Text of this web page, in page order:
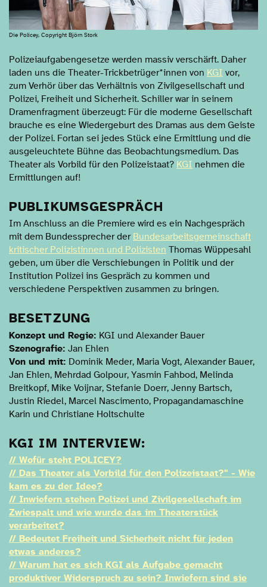
Die Policey, Copyright Björn Stork
Polizeiaufgabengesetze werden massiv verschärft. Daher
laden uns die Theater-Trickbetrüger*innen von KGI vor,
zum Verhör über das Verhältnis von Zivilgesellschaft und
Polizei, Freiheit und Sicherheit. Schiller war in seinem
Dramenfragment überzeugt: Für die moderne Gesellschaft
brauche es eine Wiedergeburt des Dramas aus dem Geiste
der Polizei. Fortan sei jedes Stück eine Ermittlung und die
ausgeleuchtete Bühne das Beobachtungsmedium. Das
Theater als Vorbild für den Polizeistaat? KGI nehmen die
Ermittlungen auf!
PUBLIKUMSGESPRÄCH
Im Anschluss an die Premiere wird es ein Nachgespräch
mit dem Bundessprecher der Bundesarbeitsgemeinschaft
kritischer Polizistinnen und Polizisten Thomas Wüppesahl
geben, um über die Verschiebungen in Politik und der
Institution Polizei ins Gespräch zu kommen und
verschiedene Perspektiven zusammen zu bringen.
BESETZUNG
Konzept und Regie: KGI und Alexander Bauer
Szenografie: Jan Ehlen
Von und mit: Dominik Meder, Maria Vogt, Alexander Bauer,
Jan Ehlen, Mehrdad Golpour, Yasmin Fahbod, Melinda
Breitkopf, Mike Voijnar, Stefanie Doerr, Jenny Bartsch,
Justin Riedel, Marcel Nascimento, Propagandamaschine
Karin und Christiane Holtschulte
KGI IM INTERVIEW:
// Wofür steht POLICEY?
// Das Theater als Vorbild für den Polizeistaat?" - Wie
kam es zu der Idee?
// Inwiefern stehen Polizei und Zivilgesellschaft im
Zwiespalt und wie wurde das im Theaterstück
verarbeitet?
// Bedeutet Freiheit und Sicherheit nicht für jeden
etwas anderes?
// Warum hat es sich KGI als Aufgabe gemacht
produktiver Widerspruch zu sein? Inwiefern sind sie